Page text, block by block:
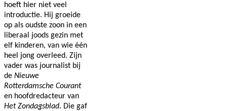
hoeft hier niet veel
introductie. Hij groeide
op als oudste zoon in een
liberaal joods gezin met
elf kinderen, van wie één
heel jong overleed. Zijn
vader was journalist bij
de Nieuwe
Rotterdamsche Courant
en hoofdredacteur van
Het Zondagsblad. Die gaf